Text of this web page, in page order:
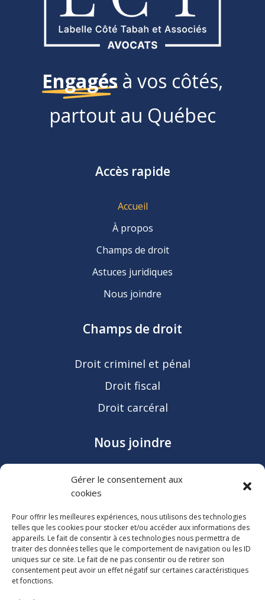
Gérer le consentement aux
cookies
Pour offrir les meilleures expériences, nous utilisons des technologies
telles que les cookies pour stocker et/ou accéder aux informations des
appareils. Le fait de consentir à ces technologies nous permettra de
traiter des données telles que le comportement de navigation ou les ID
uniques sur ce site. Le fait de ne pas consentir ou de retirer son
consentement peut avoir un effet négatif sur certaines caractéristiques
et fonctions.
Engagés à vos côtés,
partout au Québec
Accès rapide
Accueil
À propos
Champs de droit
Astuces juridiques
Nous joindre
Champs de droit
Droit criminel et pénal
Droit fiscal
Droit carcéral
Nous joindre
Laval (Me Côté)
514 620-7955